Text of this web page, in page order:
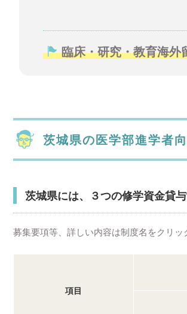
臨床・研究・教育海外
茨城県の医学部進学者
茨城県には、３つの修学資金貸与
募集要項等、詳しい内容は制度名をクリッ
項目